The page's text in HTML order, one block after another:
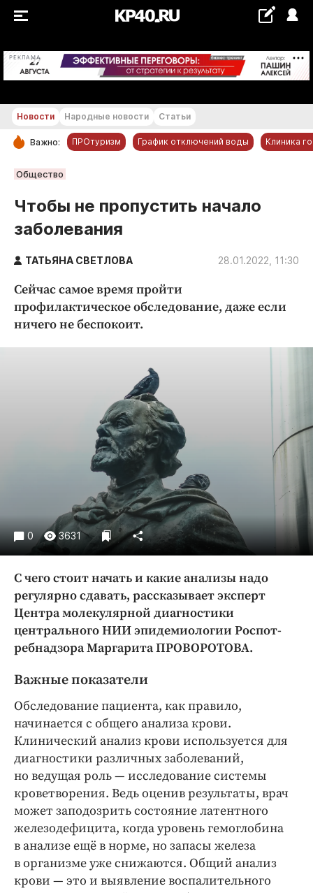
РЕКЛАМА +18...+19 °С
РУБРИКИ
Обнинск
Новости компаний
Статьи
Народные новости
Благоустройство
Криминал
Недвижимость и ЖКХ
Праздники
Происшествия
Экономика и бизнес
ПРОЕКТЫ
Медиаперсона
Интересное чтиво
Клиника года
Новости Народные новости Статьи
Важно: ПРОтуризм График отключений воды Клиника
Общество
Чтобы не пропустить начало
заболевания
ТАТЬЯНА СВЕТЛОВА 28.01.2022, 11:30
Сейчас самое время пройти
профилактическое обследование, даже если
ничего не беспокоит.
0 3631
С чего стоит начать и какие анализы надо
регулярно сдавать, рассказывает эксперт
Центра молекулярной диагностики
центрального НИИ эпидемиологии Роспот­
ребнадзора Маргарита ПРОВОРОТОВА.
Важные показатели
Обследование пациента, как правило,
начинается с общего анализа крови.
Клинический анализ крови используется для
диагностики различных заболеваний,
но ведущая роль — ​исследование системы
кроветворения. Ведь оценив результаты, врач
может заподозрить состоя­ние латентного
железодефицита, когда уровень гемоглобина
в анализе ещё в норме, но запасы железа
в организме уже снижаются. Общий анализ
крови — ​это и выявление воспалительного